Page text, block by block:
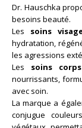
Dr. Hauschka
besoins beauté.
Les soins
hydratation,
les agressions
Les soins corps
nourrissants,
avec soin.
La marque a
conjugue